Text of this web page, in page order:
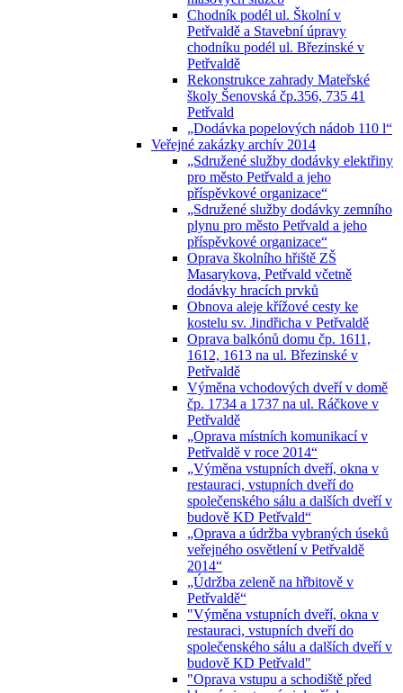
Chodník podél ul. Školní v
Petřvaldě a Stavební úpravy
chodníku podél ul. Březinské v
Petřvaldě
Rekonstrukce zahrady Mateřské
školy Šenovská čp.356, 735 41
Petřvald
„Dodávka popelových nádob 110 l“
Veřejné zakázky archív 2014
„Sdružené služby dodávky elektřiny
pro město Petřvald a jeho
příspěvkové organizace“
„Sdružené služby dodávky zemního
plynu pro město Petřvald a jeho
příspěvkové organizace“
Oprava školního hřiště ZŠ
Masarykova, Petřvald včetně
dodávky hracích prvků
Obnova aleje křížové cesty ke
kostelu sv. Jindřicha v Petřvaldě
Oprava balkónů domu čp. 1611,
1612, 1613 na ul. Březinské v
Petřvaldě
Výměna vchodových dveří v domě
čp. 1734 a 1737 na ul. Ráčkove v
Petřvaldě
„Oprava místních komunikací v
Petřvaldě v roce 2014“
„Výměna vstupních dveří, okna v
restauraci, vstupních dveří do
společenského sálu a dalších dveří v
budově KD Petřvald“
„Oprava a údržba vybraných úseků
veřejného osvětlení v Petřvaldě
2014“
„Údržba zeleně na hřbitově v
Petřvaldě“
"Výměna vstupních dveří, okna v
restauraci, vstupních dveří do
společenského sálu a dalších dveří v
budově KD Petřvald"
"Oprava vstupu a schodiště před